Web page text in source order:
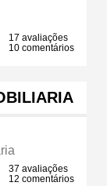
17 avaliações
10 comentários
37 avaliações
12 comentários